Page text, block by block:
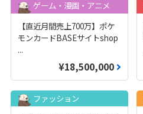
ゲーム・漫画・アニメ
【直近月間売上700万】ポケ
モンカードBASEサイトshop
...
¥18,500,000
ファッション